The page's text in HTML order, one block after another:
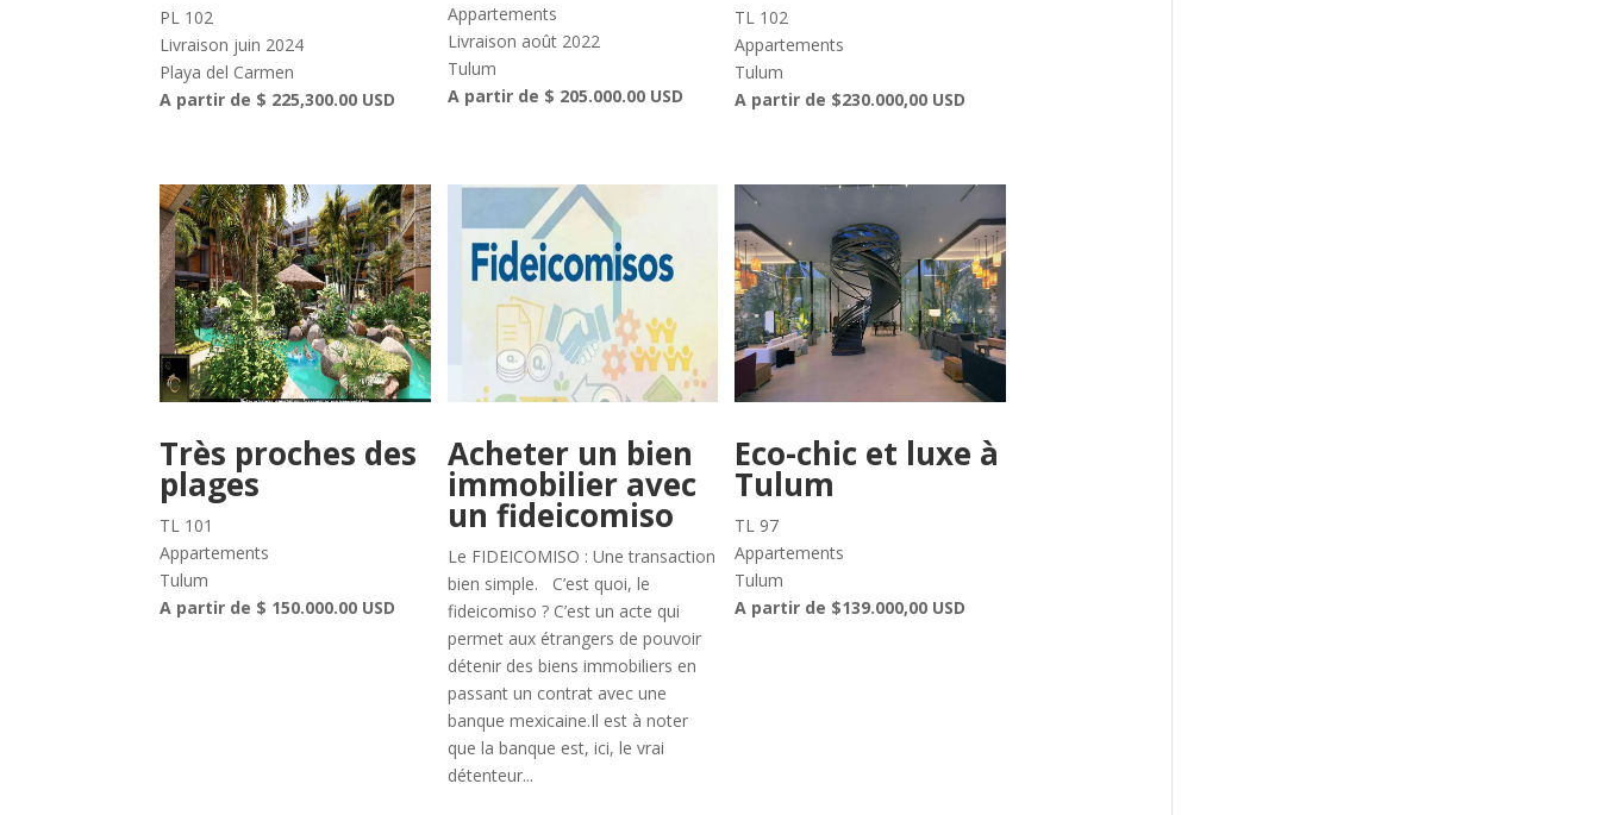
PL 102
Livraison juin 2024
Playa del Carmen
A partir de $ 225,300.00 USD
Appartements
Livraison août 2022
Tulum
A partir de $ 205.000.00 USD
TL 102
Appartements
Tulum
A partir de $230.000,00 USD
Très proches des
plages
TL 101
Appartements
Tulum
A partir de $ 150.000.00 USD
Acheter un bien
immobilier avec
un fideicomiso
Le FIDEICOMISO : Une transaction
bien simple. C’est quoi, le
fideicomiso ? C’est un acte qui
permet aux étrangers de pouvoir
détenir des biens immobiliers en
passant un contrat avec une
banque mexicaine.Il est à noter
que la banque est, ici, le vrai
détenteur...
Eco-chic et luxe à
Tulum
TL 97
Appartements
Tulum
A partir de $139.000,00 USD